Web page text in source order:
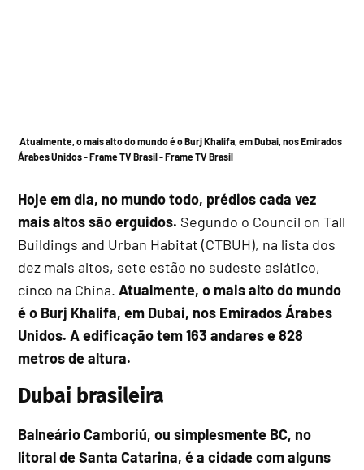
Atualmente, o mais alto do mundo é o Burj Khalifa, em Dubai, nos Emirados
Árabes Unidos-Frame TV Brasil -Frame TV Brasil
Hoje em dia, no mundo todo, prédios cada vez
mais altos são erguidos. Segundo o Council on Tall
Buildings and Urban Habitat (CTBUH), na lista dos
dez mais altos, sete estão no sudeste asiático,
cinco na China.Atualmente, o mais alto do mundo
é o Burj Khalifa, em Dubai, nos Emirados Árabes
Unidos. A edificação tem 163 andares e 828
metros de altura.
Dubai brasileira
Balneário Camboriú, ou simplesmente BC, no
litoral de Santa Catarina, é a cidade com alguns